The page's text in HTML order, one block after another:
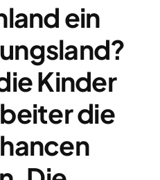
ein
Kinder
die